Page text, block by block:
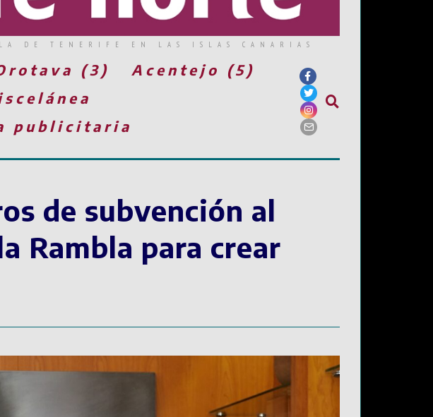
DE TENERIFE EN LAS ISLAS CANARIAS
(3)
Acentejo (5)
publicitaria
de subvención al
Rambla para crear